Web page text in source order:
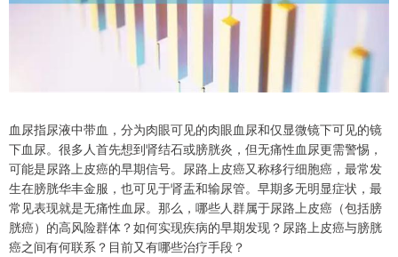
血尿指尿液中带血，分为肉眼可见的肉眼血尿和仅显微镜下可见的镜
下血尿。很多人首先想到肾结石或膀胱炎，但无痛性血尿更需警惕，
可能是尿路上皮癌的早期信号。尿路上皮癌又称移行细胞癌，最常发
生在膀胱华丰金服，也可见于肾盂和输尿管。早期多无明显症状，最
常见表现就是无痛性血尿。那么，哪些人群属于尿路上皮癌（包括膀
胱癌）的高风险群体？如何实现疾病的早期发现？尿路上皮癌与膀胱
癌之间有何联系？目前又有哪些治疗手段？